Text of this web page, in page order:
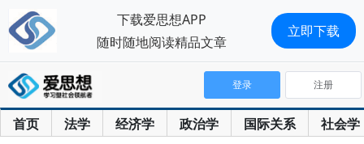
首页 法学 经济学 政治学 国际关系 社会学
登录 注册
下载爱思想APP
随时随地阅读精品文章
立即下载